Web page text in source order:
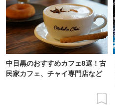
中目黒のおすすめカフェ8選！古
民家カフェ、チャイ専門店など